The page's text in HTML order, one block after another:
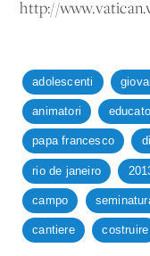
http://
adolescenti
animatori
papa francesco
rio de janeiro
campo
cantiere costruire